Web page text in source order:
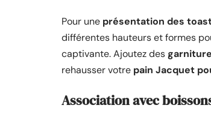
Pour une présentation des
différentes hauteurs et formes
captivante. Ajoutez des
rehausser votre pain Jacquet
Association avec